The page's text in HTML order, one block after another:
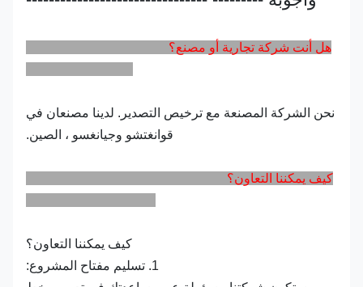
هل أنت شركة تجارية أو مصنع؟
نحن الشركة المصنعة مع ترخيص التصدير. لدينا مصنعان في
قوانغتشو وجيانغسو ، الصين.
كيف يمكننا التعاون؟
كيف يمكننا التعاون؟